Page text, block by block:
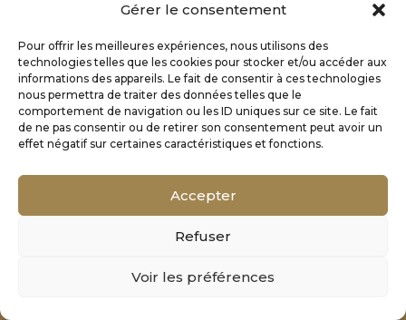
Gérer le consentement
Pour offrir les meilleures expériences, nous utilisons des
technologies telles que les cookies pour stocker et/ou accéder aux
informations des appareils. Le fait de consentir à ces technologies
nous permettra de traiter des données telles que le
comportement de navigation ou les ID uniques sur ce site. Le fait
de ne pas consentir ou de retirer son consentement peut avoir un
effet négatif sur certaines caractéristiques et fonctions.
Accepter
Refuser
Voir les préférences
Mentions Légales